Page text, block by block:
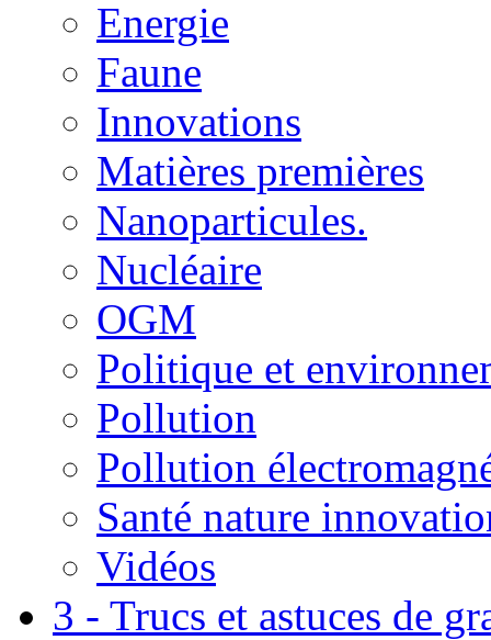
Energie
Faune
Innovations
Matières premières
Nanoparticules.
Nucléaire
OGM
Politique et
Pollution
Pollution
Santé nature
Vidéos
3 - Trucs et astuces de